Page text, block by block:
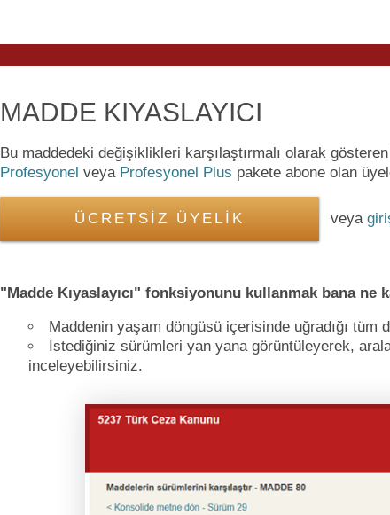
MADDE KIYASLAYICI
Bu maddedeki değişiklikleri karşılaştırmalı olarak gösteren
Profesyonel veya Profesyonel Plus pakete abone olan
ÜCRETSİZ ÜYELİK veya
"Madde Kıyaslayıcı" fonksiyonunu kullanmak bana ne
Maddenin yaşam döngüsü içerisinde uğradığı
İstediğiniz sürümleri yan yana görüntüleyerek,
inceleyebilirsiniz.